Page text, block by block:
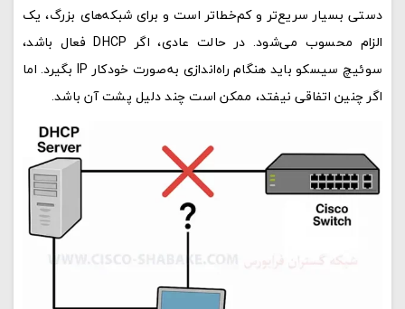
دستی بسیار سریع‌تر و کم‌خطاتر است و برای شبکه‌های بزرگ، یک
الزام محسوب می‌شود. در حالت عادی، اگر DHCP فعال باشد،
سوئیچ سیسکو باید هنگام راه‌اندازی به‌صورت خودکار IP بگیرد. اما
اگر چنین اتفاقی نیفتد، ممکن است چند دلیل پشت آن باشد.